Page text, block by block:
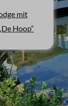
mit
Hoop“